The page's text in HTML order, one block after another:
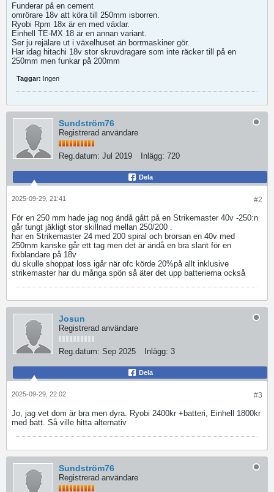
Funderar på en cement
omrörare 18v att köra till 250mm isborren.
Ryobi Rpm 18x är en med växlar.
Einhell TE-MX 18 är en annan variant.
Ser ju rejälare ut i växelhuset än borrmaskiner gör.
Har idag hitachi 18v stor skruvdragare som inte räcker till på en
250mm men funkar på 200mm
Taggar: Ingen
Sundström76
Registrerad användare
Reg.datum: Jul 2019 Inlägg: 720
Dela
#2
2025-09-29, 21:41
För en 250 mm hade jag nog ändå gått på en Strikemaster 40v -250:n
går tungt jäkligt stor skillnad mellan 250/200 .
har en Strikemaster 24 med 200 spiral och brorsan en 40v med
250mm kanske går ett tag men det är ändå en bra slant för en
fixblandare på 18v
du skulle shoppat loss igår när ofc körde 20%på allt inklusive
strikemaster har du många spön så äter det upp batterierna också
Josun
Registrerad användare
Reg.datum: Sep 2025 Inlägg: 3
Dela
#3
2025-09-29, 22:02
Jo, jag vet dom är bra men dyra. Ryobi 2400kr +batteri, Einhell 1800kr
med batt. Så ville hitta alternativ
Sundström76
Registrerad användare